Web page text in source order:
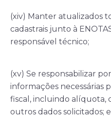
(xiv) Manter atualizados
cadastrais junto à
responsável técnico;
(xv) Se responsabilizar
informações necessárias
fiscal, incluindo alíquota,
outros dados solicitados; e